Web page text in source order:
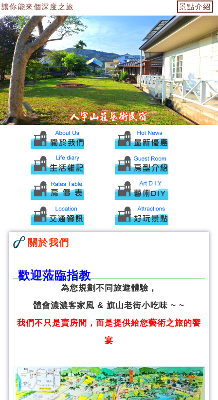
你能來個深度之旅 景點介紹
關於我們
歡迎蒞臨指教
為您規劃不同旅遊體驗，
體會濃濃客家風 & 旗山老街小吃味 ~ ~
我們不只是賣房間，而是提供給您藝術之旅的饗
宴